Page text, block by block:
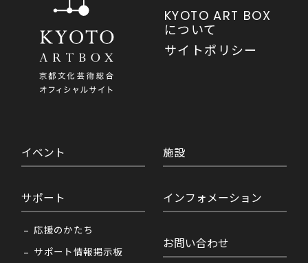
KYOTO ART BOX
について
サイトポリシー
イベント
サポート
応援のかたち
サポート情報掲示板
施設
インフォメーション
お問い合わせ